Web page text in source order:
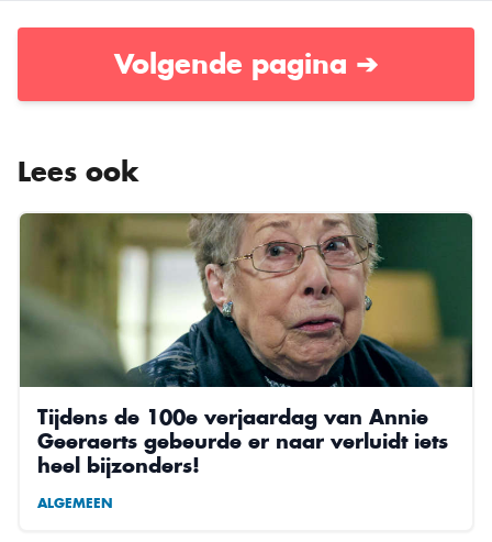
Volgende pagina ➔
Lees ook
Tijdens de 100e verjaardag van Annie
Geeraerts gebeurde er naar verluidt iets
heel bijzonders!
ALGEMEEN